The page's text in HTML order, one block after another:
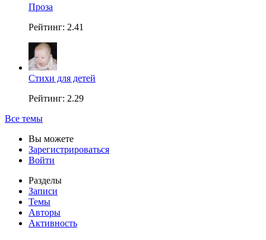
Проза
Рейтинг: 2.41
Стихи для детей
Рейтинг: 2.29
Все темы
Вы можете
Зарегистрироваться
Войти
Разделы
Записи
Темы
Авторы
Активность